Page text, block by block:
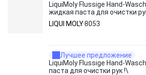
LiquiMoly Flussige Hand-
жидкая паста для очистки
LIQUI MOLY8053
Лучшее предложение
LiquiMoly Flussige Hand-
паста для очистки рук !\